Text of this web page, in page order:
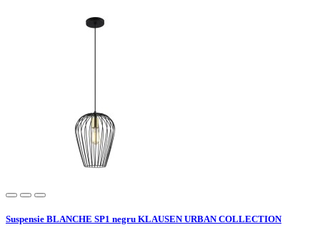
Suspensie BLANCHE SP1 negru KLAUSEN URBAN COLLECTION